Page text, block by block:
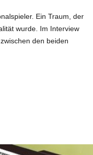
Ein Traum, der
wurde. Im Interview
den beiden